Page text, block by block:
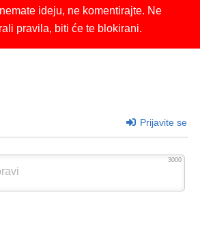
ideju, ne komentirajte. Ne
pravila, biti će te blokirani.
Prijavite se
3000